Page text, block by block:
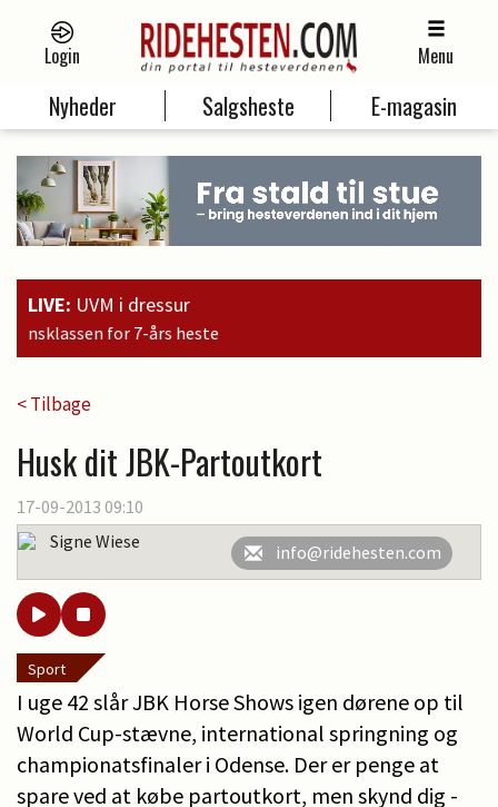
Login Menu
Nyheder Salgsheste E-magasin
LIVE: UVM i dressur
< Tilbage
Husk dit JBK-Partoutkort
17-09-2013 09:10
Signe Wiese
info@ridehesten.com
Sport
I uge 42 slår JBK Horse Shows igen dørene op til
World Cup-stævne, international springning og
championatsfinaler i Odense. Der er penge at
spare ved at købe partoutkort, men skynd dig -